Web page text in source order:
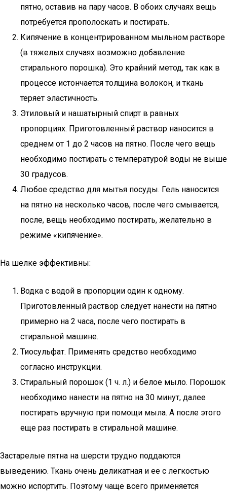
пятно, оставив на пару часов. В обоих случаях вещь
потребуется прополоскать и постирать.
Кипячение в концентрированном мыльном растворе
(в тяжелых случаях возможно добавление
стирального порошка). Это крайний метод, так как в
процессе истончается толщина волокон, и ткань
теряет эластичность.
Этиловый и нашатырный спирт в равных
пропорциях. Приготовленный раствор наносится в
среднем от 1 до 2 часов на пятно. После чего вещь
необходимо постирать с температурой воды не выше
30 градусов.
Любое средство для мытья посуды. Гель наносится
на пятно на несколько часов, после чего смывается,
после, вещь необходимо постирать, желательно в
режиме «кипячение».
На шелке эффективны:
Водка с водой в пропорции один к одному.
Приготовленный раствор следует нанести на пятно
примерно на 2 часа, после чего постирать в
стиральной машине.
Тиосульфат. Применять средство необходимо
согласно инструкции.
Стиральный порошок (1 ч. л.) и белое мыло. Порошок
необходимо нанести на пятно на 30 минут, далее
постирать вручную при помощи мыла. А после этого
еще раз постирать в стиральной машине.
Застарелые пятна на шерсти трудно поддаются
выведению. Ткань очень деликатная и ее с легкостью
можно испортить. Поэтому чаще всего применяется